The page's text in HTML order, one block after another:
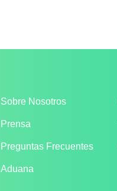
Sobre Nosotros
Prensa
Preguntas Frecuentes
Aduana